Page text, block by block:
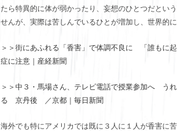
たら特異的に体が弱かったり、妄想のひとつだとい
せんが、実際は苦しんでいるひとが増加し、世界的
＞＞街にあふれる「香害」で体調不良に 「誰もに
症に注意｜産経新聞
＞＞中３・馬場さん、テレビ電話で授業参加へ う
る 京丹後 ／京都｜毎日新聞
海外でも特にアメリカでは既に３人に１人が香害に